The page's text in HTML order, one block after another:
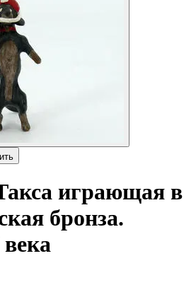
играющая в
бронза.